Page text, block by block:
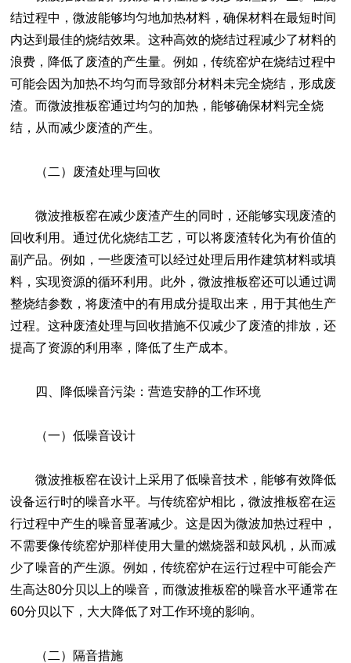
结过程中，微波能够均匀地加热材料，确保材料在最短时间
内达到最佳的烧结效果。这种高效的烧结过程减少了材料的
浪费，降低了废渣的产生量。例如，传统窑炉在烧结过程中
可能会因为加热不均匀而导致部分材料未完全烧结，形成废
渣。而微波推板窑通过均匀的加热，能够确保材料完全烧
结，从而减少废渣的产生。
（二）废渣处理与回收
微波推板窑在减少废渣产生的同时，还能够实现废渣的
回收利用。通过优化烧结工艺，可以将废渣转化为有价值的
副产品。例如，一些废渣可以经过处理后用作建筑材料或填
料，实现资源的循环利用。此外，微波推板窑还可以通过调
整烧结参数，将废渣中的有用成分提取出来，用于其他生产
过程。这种废渣处理与回收措施不仅减少了废渣的排放，还
提高了资源的利用率，降低了生产成本。
四、降低噪音污染：营造安静的工作环境
（一）低噪音设计
微波推板窑在设计上采用了低噪音技术，能够有效降低
设备运行时的噪音水平。与传统窑炉相比，微波推板窑在运
行过程中产生的噪音显著减少。这是因为微波加热过程中，
不需要像传统窑炉那样使用大量的燃烧器和鼓风机，从而减
少了噪音的产生源。例如，传统窑炉在运行过程中可能会产
生高达80分贝以上的噪音，而微波推板窑的噪音水平通常在
60分贝以下，大大降低了对工作环境的影响。
（二）隔音措施